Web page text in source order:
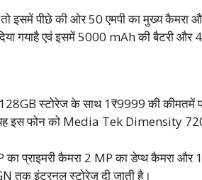
तो इसमें पीछे की ओर 50 एमपी का मुख्य कैमरा
गयाहै एवं इसमें 5000 mAh की बैटरी और
स्टोरेज के साथ 1₹9999 की कीमतमें
इस फोन को Media Tek Dimensity 7200
प्राइमरी कैमरा 2 MP का डेप्थ कैमरा और
तक इंटरनल स्टोरेज दी जाती है।